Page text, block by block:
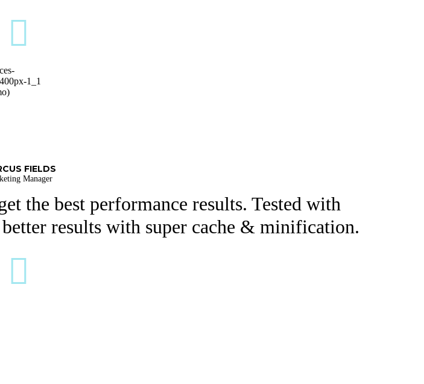
FIELDS
Manager
the best performance results. Tested with
results with super cache & minification.